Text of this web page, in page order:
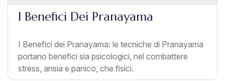
I Benefici Dei Pranayama
I Benefici dei Pranayama: le tecniche di Pranayama
portano benefici sia psicologici, nel combattere
stress, ansia e panico, che fisici.